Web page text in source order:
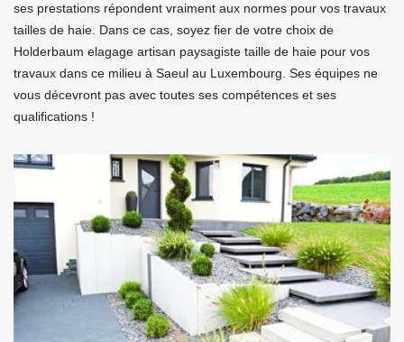
ses prestations répondent vraiment aux normes pour vos travaux
tailles de haie. Dans ce cas, soyez fier de votre choix de
Holderbaum elagage artisan paysagiste taille de haie pour vos
travaux dans ce milieu à Saeul au Luxembourg. Ses équipes ne
vous décevront pas avec toutes ses compétences et ses
qualifications !